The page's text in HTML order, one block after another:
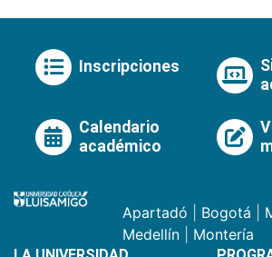
Inscripciones
Calendario
académico
Apartadó Bogotá
Medellín
Montería